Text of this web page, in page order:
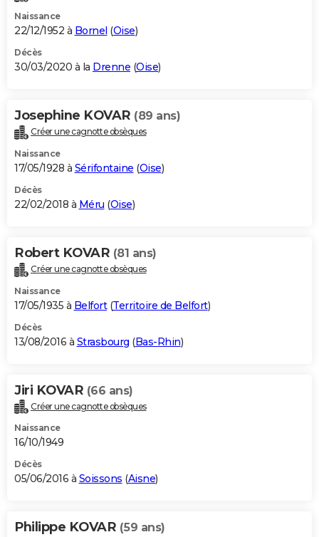
Dictionnaire
Biographies
Citations
Expressions
Proverbes
PROGRAMME TV
S'inscrire
Se connecter
Lycées
Collèges
Primaires
Universités
Entreprises
Service militaire
Avis de recherche
AVIS DE DÉCÈS
Bricolage
Lifestyle
Culture
Sport
Auto
Television
Voyage
Cinema
Naissance
22/12/1952 à Bornel (Oise)
Décès
30/03/2020 à la Drenne (Oise)
Josephine KOVAR (89 ans)
Créer une cagnotte obsèques
Naissance
17/05/1928 à Sérifontaine (Oise)
Décès
22/02/2018 à Méru (Oise)
Robert KOVAR (81 ans)
Créer une cagnotte obsèques
Naissance
17/05/1935 à Belfort(Territoire de Belfort)
Décès
13/08/2016 à Strasbourg (Bas-Rhin)
Jiri KOVAR (66 ans)
Créer une cagnotte obsèques
Naissance
16/10/1949
Décès
05/06/2016 à Soissons (Aisne)
Philippe KOVAR (59 ans)